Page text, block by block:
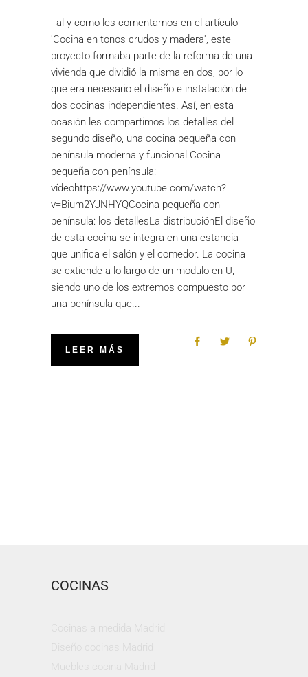
Tal y como les comentamos en el artículo
'Cocina en tonos crudos y madera', este
proyecto formaba parte de la reforma de una
vivienda que dividió la misma en dos, por lo
que era necesario el diseño e instalación de
dos cocinas independientes. Así, en esta
ocasión les compartimos los detalles del
segundo diseño, una cocina pequeña con
península moderna y funcional.Cocina
pequeña con península:
vídeohttps://www.youtube.com/watch?
v=Bium2YJNHYQCocina pequeña con
península: los detallesLa distribuciónEl diseño
de esta cocina se integra en una estancia
que unifica el salón y el comedor. La cocina
se extiende a lo largo de un modulo en U,
siendo uno de los extremos compuesto por
una península que
LEER MÁS
COCINAS